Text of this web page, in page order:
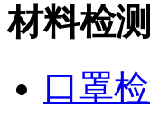
材料检
口罩